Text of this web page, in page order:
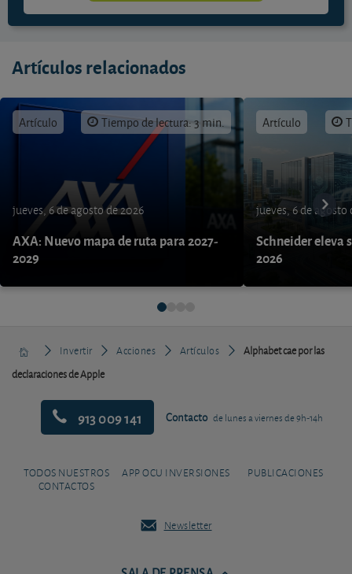
Artículos relacionados
Artículo Tiempo de lectura: 3 min.
jueves, 6 de agosto de 2026
AXA: Nuevo mapa de ruta para 2027-
2029
Artículo
jueves, 6 de agosto
Schneider eleva
2026
Invertir Acciones Artículos
Alphabet cae por las
declaraciones de Apple
913 009 141 Contacto de lunes a viernes de 9h-14h
TODOS NUESTROS
CONTACTOS
APP OCU INVERSIONES PUBLICACIONES
Newsletter